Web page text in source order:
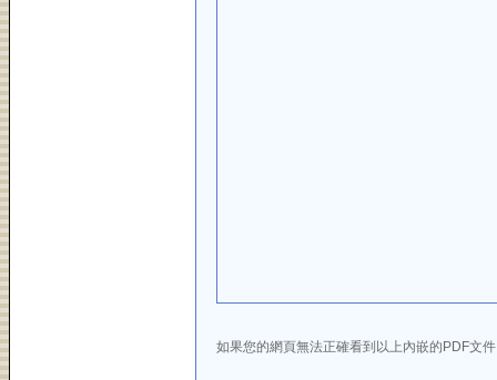
如果您的網頁無法正確看到以上內嵌的PDF文